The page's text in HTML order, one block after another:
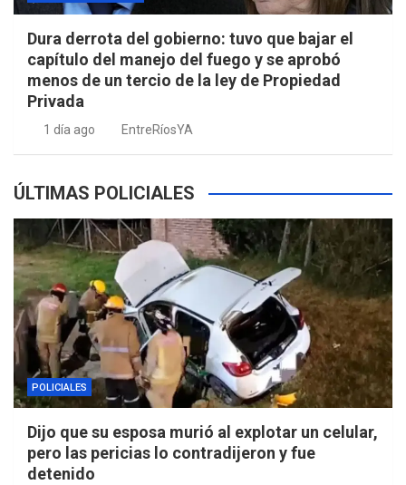
Dura derrota del gobierno: tuvo que bajar el
capítulo del manejo del fuego y se aprobó
menos de un tercio de la ley de Propiedad
Privada
1 día ago EntreRíosYA
ÚLTIMAS POLICIALES
POLICIALES
Dijo que su esposa murió al explotar un celular,
pero las pericias lo contradijeron y fue
detenido